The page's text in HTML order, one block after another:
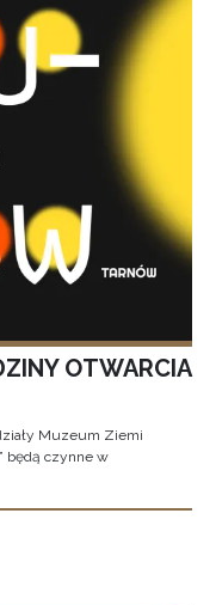
OTWARCIA
Muzeum Ziemi
będą czynne w